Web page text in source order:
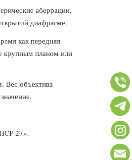
аберрации,
диафрагме.
как передняя
крупным планом или
Вес объектива
27».